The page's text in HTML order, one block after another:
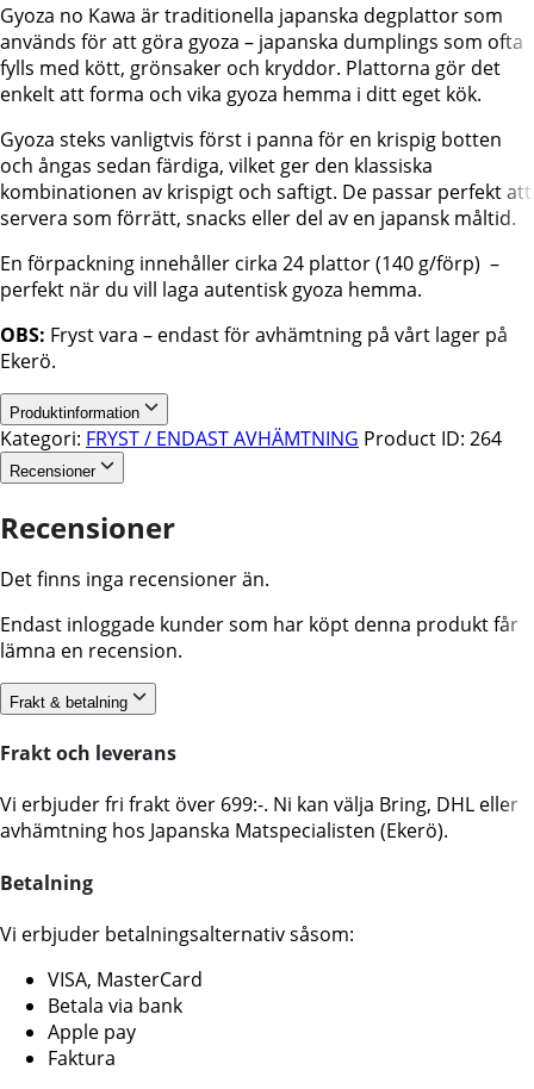
Gyoza no Kawa är traditionella japanska degplattor som
används för att göra gyoza – japanska dumplings som ofta
fylls med kött, grönsaker och kryddor. Plattorna gör det
enkelt att forma och vika gyoza hemma i ditt eget kök.
Gyoza steks vanligtvis först i panna för en krispig botten
och ångas sedan färdiga, vilket ger den klassiska
kombinationen av krispigt och saftigt. De passar perfekt att
servera som förrätt, snacks eller del av en japansk måltid.
En förpackning innehåller cirka 24 plattor (140 g/förp) –
perfekt när du vill laga autentisk gyoza hemma.
OBS: Fryst vara – endast för avhämtning på vårt lager på
Ekerö.
Produktinformation
Kategori: FRYST / ENDAST AVHÄMTNING Product ID: 264
Recensioner
Recensioner
Det finns inga recensioner än.
Endast inloggade kunder som har köpt denna produkt får
lämna en recension.
Frakt & betalning
Frakt och leverans
Vi erbjuder fri frakt över 699:-. Ni kan välja Bring, DHL eller
avhämtning hos Japanska Matspecialisten (Ekerö).
Betalning
Vi erbjuder betalningsalternativ såsom:
VISA, MasterCard
Betala via bank
Apple pay
Faktura